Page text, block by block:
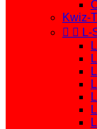
Kwiz-
  L-